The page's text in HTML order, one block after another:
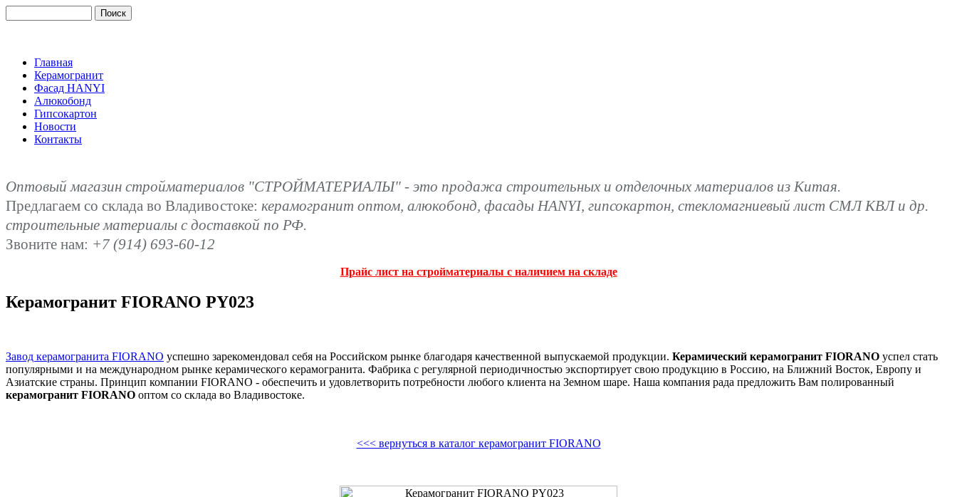
Главная
Керамогранит
Фасад HANYI
Алюкобонд
Гипсокартон
Новости
Контакты
Оптовый магазин стройматериалов "СТРОЙМАТЕРИАЛЫ" - это продажа строительных и отделочных материалов из Китая.
Предлагаем со склада во Владивостоке: керамогранит оптом, алюкобонд, фасады HANYI, гипсокартон, стекломагниевый лист СМЛ КВЛ и др.
строительные материалы с доставкой по РФ.
Звоните нам: +7 (914) 693-60-12
Прайс лист на стройматериалы с наличием на складе
Керамогранит FIORANO PY023
Завод керамогранита FIORANO успешно зарекомендовал себя на Российском рынке благодаря качественной выпускаемой продукции. Керамический керамогранит FIORANO успел стать
популярными и на международном рынке керамического керамогранита. Фабрика с регулярной периодичностью экспортирует свою продукцию в Россию, на Ближний Восток, Европу и
Азиатские страны. Принцип компании FIORANO - обеспечить и удовлетворить потребности любого клиента на Земном шаре. Наша компания рада предложить Вам полированный
керамогранит FIORANO оптом со склада во Владивостоке.
<<< вернуться в каталог керамогранит FIORANO